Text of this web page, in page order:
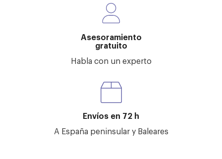
Asesoramiento
gratuito
Habla con un experto
Envíos en 72 h
A España peninsular y Baleares